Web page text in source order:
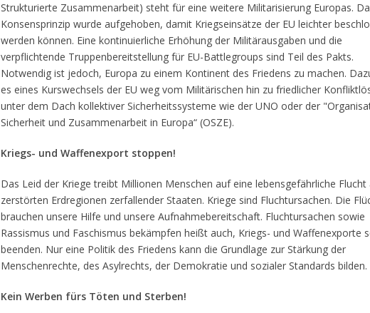
Strukturierte Zusammenarbeit) steht für eine weitere Militarisierung Europas.
Konsensprinzip wurde aufgehoben, damit Kriegseinsätze der EU leichter
werden können. Eine kontinuierliche Erhöhung der Militärausgaben und die
verpflichtende Truppenbereitstellung für EU-Battlegroups sind Teil des Pakts.
Notwendig ist jedoch, Europa zu einem Kontinent des Friedens zu machen.
es eines Kurswechsels der EU weg vom Militärischen hin zu friedlicher
unter dem Dach kollektiver Sicherheitssysteme wie der UNO oder der
Sicherheit und Zusammenarbeit in Europa“ (OSZE).
Kriegs- und Waffenexport stoppen!
Das Leid der Kriege treibt Millionen Menschen auf eine lebensgefährliche Flucht
zerstörten Erdregionen zerfallender Staaten. Kriege sind Fluchtursachen. Die
brauchen unsere Hilfe und unsere Aufnahmebereitschaft. Fluchtursachen sowie
Rassismus und Faschismus bekämpfen heißt auch, Kriegs- und Waffenexporte
beenden. Nur eine Politik des Friedens kann die Grundlage zur Stärkung der
Menschenrechte, des Asylrechts, der Demokratie und sozialer Standards bilden.
Kein Werben fürs Töten und Sterben!